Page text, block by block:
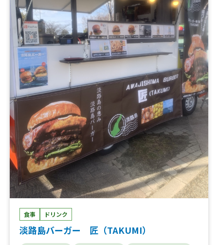
食事 ドリンク
淡路島バーガー 匠（TAKUMI）